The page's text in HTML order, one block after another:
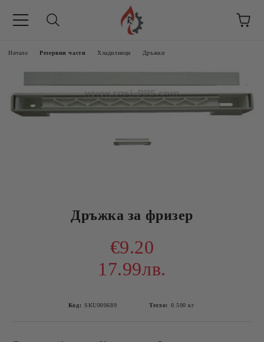
Начало Резервни части Хладилници Дръжки
Дръжка за фризер
€9.20
17.99лв.
Код: SKU000689 Тегло: 0.500 кг